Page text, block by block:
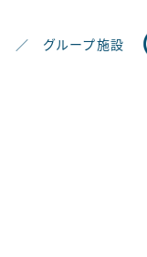
／ グループ施設